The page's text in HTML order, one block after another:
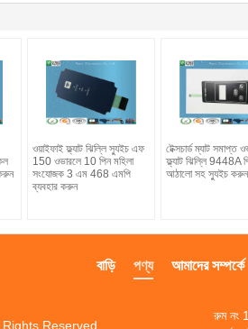
ওয়াইফাই ফ্ল্যাট ঝিল্লি স্যুইচ এফ
150 ওভারলে 10 পিন মহিলা
সংযোজক 3 এম 468 এমপি
ব্যবহার করুন
টেক্সচার্ড ম্যাট সমাপ্ত
ফ্ল্যাট ঝিল্লি 9448A
আঠালো সহ স্যুইচ করুন
আমাদের সম্পর্কে
পণ্য
বাড়ি
Reserved.
রুম নং